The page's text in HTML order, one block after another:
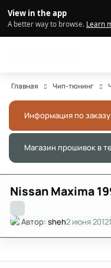
View in the app
A better way to browse. Learn
Главная Чип-тюнинг
Информация по
Магазин прошивок в
Nissan Maxima
Автор:sheh2 июня 2012